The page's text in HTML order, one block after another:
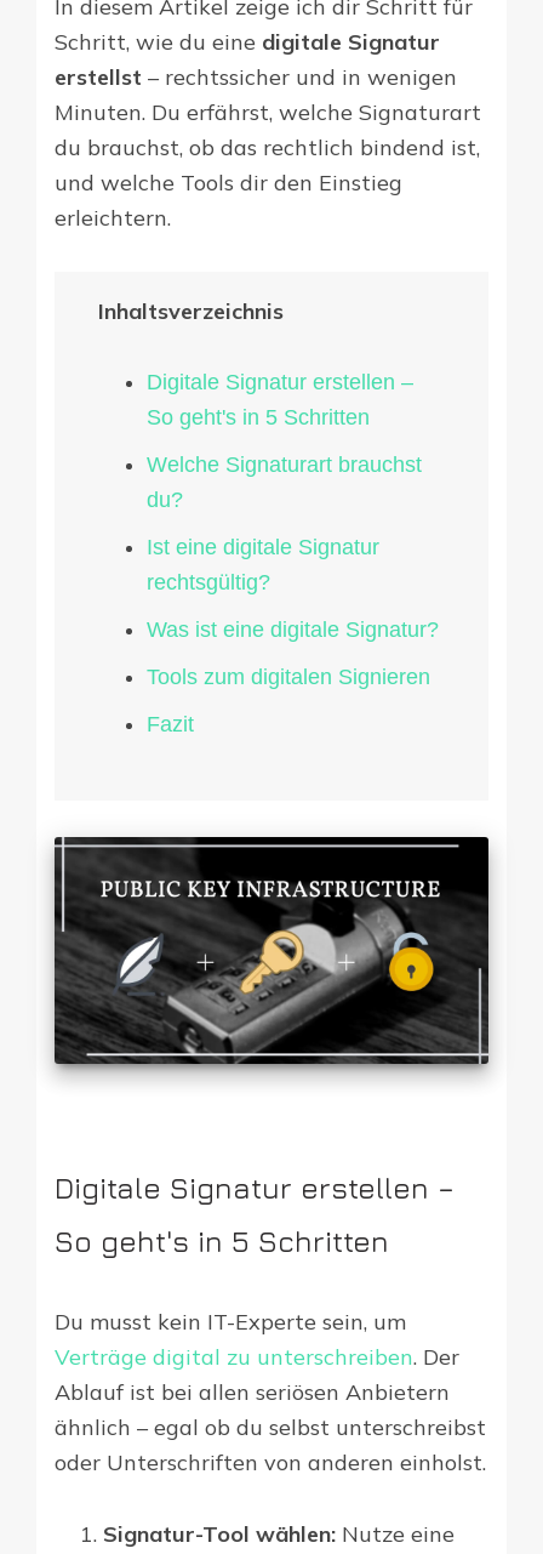
In diesem Artikel zeige ich dir Schritt für
Schritt, wie du eine digitale Signatur
erstellst – rechtssicher und in wenigen
Minuten. Du erfährst, welche Signaturart
du brauchst, ob das rechtlich bindend ist,
und welche Tools dir den Einstieg
erleichtern.
Inhaltsverzeichnis
Digitale Signatur erstellen –
So geht's in 5 Schritten
Welche Signaturart brauchst
du?
Ist eine digitale Signatur
rechtsgültig?
Was ist eine digitale Signatur?
Tools zum digitalen Signieren
Fazit
Digitale Signatur erstellen –
So geht's in 5 Schritten
Du musst kein IT-Experte sein, um
Verträge digital zu unterschreiben. Der
Ablauf ist bei allen seriösen Anbietern
ähnlich – egal ob du selbst unterschreibst
oder Unterschriften von anderen einholst.
Signatur-Tool wählen: Nutze eine